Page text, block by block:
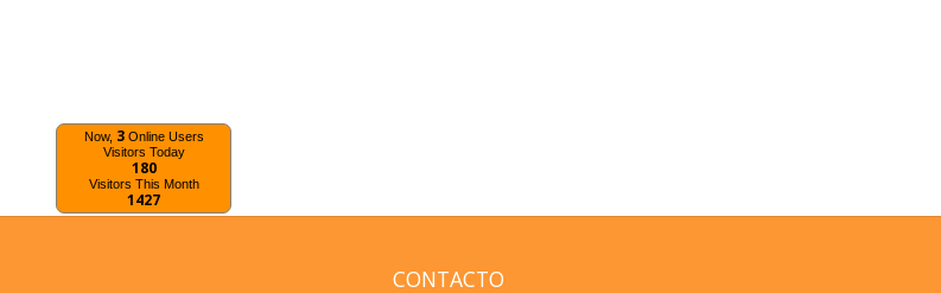
Now, 3Online Users
Visitors Today
180
Visitors This Month
1427
CONTACTO